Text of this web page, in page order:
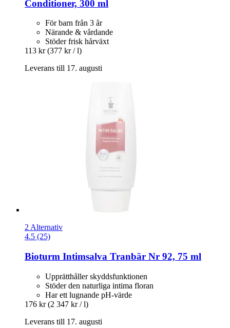
Conditioner, 300 ml
För barn från 3 år
Närande & vårdande
Stöder frisk hårväxt
113 kr (377 kr / l)
Leverans till 17. augusti
2 Alternativ
4.5 (25)
Bioturm Intimsalva Tranbär Nr 92, 75 ml
Upprätthåller skyddsfunktionen
Stöder den naturliga intima floran
Har ett lugnande pH-värde
176 kr (2 347 kr / l)
Leverans till 17. augusti